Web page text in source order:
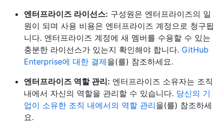
엔터프라이즈 라이선스: 구성원은 엔터프라이즈의 일
원이 되며 사용 비용은 엔터프라이즈 계정으로 청구됩
니다. 엔터프라이즈 계정에 새 멤버를 수용할 수 있는
충분한 라이선스가 있는지 확인해야 합니다. GitHub
Enterprise에 대한 결제을(를) 참조하세요.
엔터프라이즈 역할 관리: 엔터프라이즈 소유자는 조직
내에서 자신의 역할을 관리할 수 있습니다. 당신의 기
업이 소유한 조직 내에서의 역할 관리을(를) 참조하세
요.